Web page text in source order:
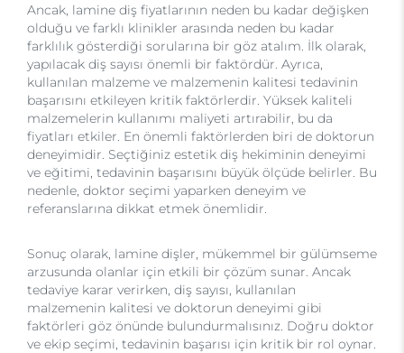
Ancak, lamine diş fiyatlarının neden bu kadar değişken
olduğu ve farklı klinikler arasında neden bu kadar
farklılık gösterdiği sorularına bir göz atalım. İlk olarak,
yapılacak diş sayısı önemli bir faktördür. Ayrıca,
kullanılan malzeme ve malzemenin kalitesi tedavinin
başarısını etkileyen kritik faktörlerdir. Yüksek kaliteli
malzemelerin kullanımı maliyeti artırabilir, bu da
fiyatları etkiler. En önemli faktörlerden biri de doktorun
deneyimidir. Seçtiğiniz estetik diş hekiminin deneyimi
ve eğitimi, tedavinin başarısını büyük ölçüde belirler. Bu
nedenle, doktor seçimi yaparken deneyim ve
referanslarına dikkat etmek önemlidir.
Sonuç olarak, lamine dişler, mükemmel bir gülümseme
arzusunda olanlar için etkili bir çözüm sunar. Ancak
tedaviye karar verirken, diş sayısı, kullanılan
malzemenin kalitesi ve doktorun deneyimi gibi
faktörleri göz önünde bulundurmalısınız. Doğru doktor
ve ekip seçimi, tedavinin başarısı için kritik bir rol oynar.